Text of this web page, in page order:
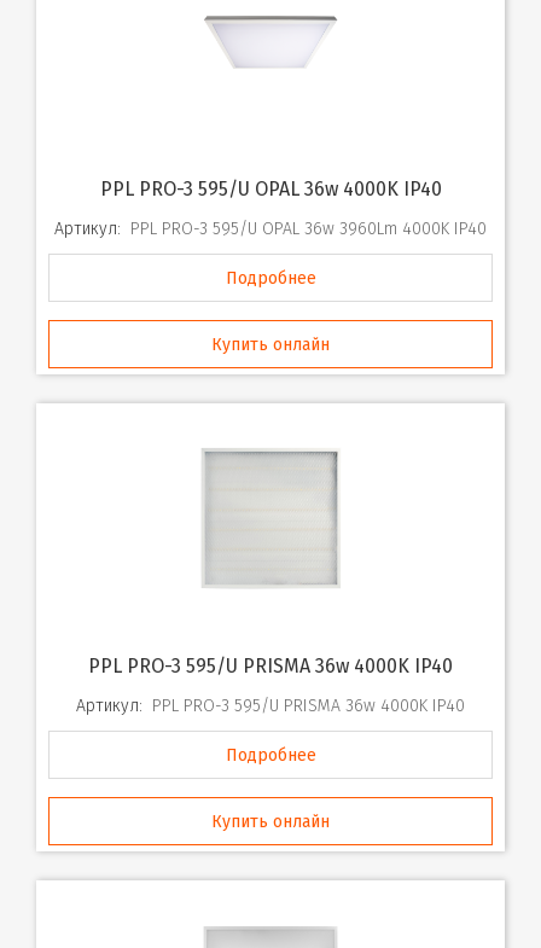
PPL PRO-3 595/U OPAL 36w 4000K IP40
Артикул: PPL PRO-3 595/U OPAL 36w 3960Lm 4000K IP40
Подробнее
Купить онлайн
PPL PRO-3 595/U PRISMA 36w 4000K IP40
Артикул: PPL PRO-3 595/U PRISMA 36w 4000K IP40
Подробнее
Купить онлайн